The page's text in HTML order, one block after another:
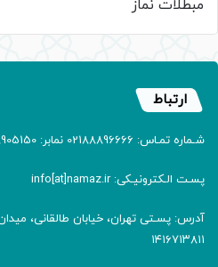
مبطلات نماز
ارتباط
شـماره تمـاس: 02188896666 نمابر: 02188905150
پسـت الـکترونیـکی: info[at]namaz.ir
۱۴۱۶۷۱۳۸۱۱